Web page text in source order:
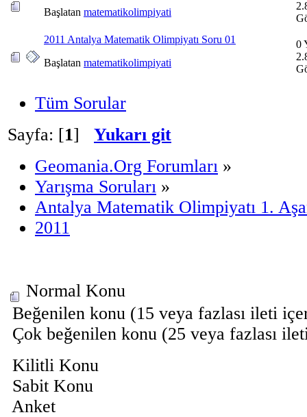
Başlatan matematikolimpiyati
2011 Antalya Matematik Olimpiyatı Soru 01
Başlatan matematikolimpiyati
0
Tüm Sorular
Sayfa: [1] Yukarı git
Geomania.Org Forumları »
Yarışma Soruları »
Antalya Matematik Olimpiyatı 1.
2011
Normal Konu
Beğenilen konu (15 veya fazlası ileti
Çok beğenilen konu (25 veya fazlası
Kilitli Konu
Sabit Konu
Anket